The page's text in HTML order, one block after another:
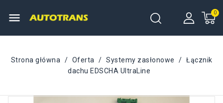
menu
Strona główna Oferta Systemy zasłonowe
Łącznik
dachu EDSCHA UltraLine